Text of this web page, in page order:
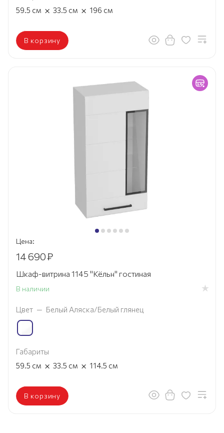
59.5 см × 33.5 см × 196 см
В корзину
Цена:
14 690₽
Шкаф-витрина 1145 "Кёльн" гостиная
В наличии
Цвет — Белый Аляска/Белый глянец
Габариты
59.5 см × 33.5 см × 114.5 см
В корзину